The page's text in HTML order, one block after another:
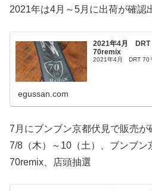
2021年は4月～5月に出荷が確認
2021年4月 DRT
70remix
2021年4月 DRT 70
egussan.com
7月にブンブン京都伏見で販売が
7/8（木）～10（土）、ブンブン
70remix、店頭抽選